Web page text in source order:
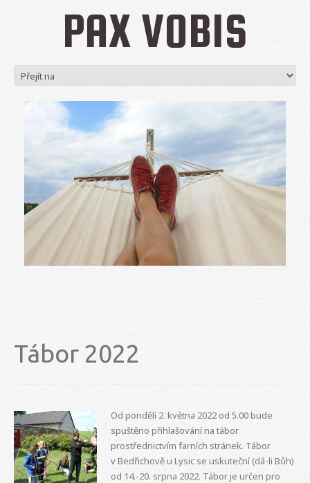
PAX VOBIS
Tábor 2022
Od pondělí 2. května 2022 od 5.00 bude
spuštěno přihlašování na tábor
prostřednictvím farních stránek. Tábor
v Bedřichově u Lysic se uskuteční (dá-li Bůh)
od 14.-20. srpna 2022. Tábor je určen pro